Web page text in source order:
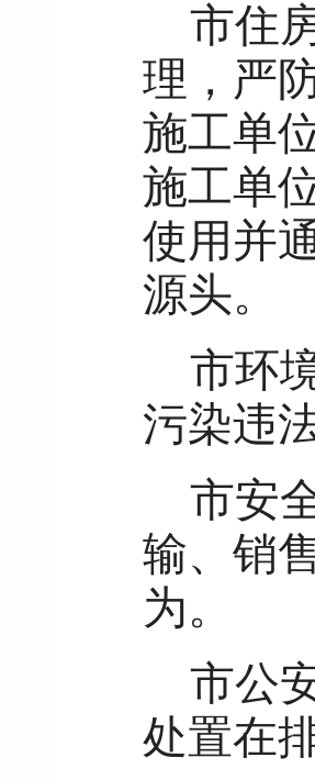
市住
理，严
施工单
施工单
使用并
源头。
市环
污染违
市安
输、销
为。
市公
处置在